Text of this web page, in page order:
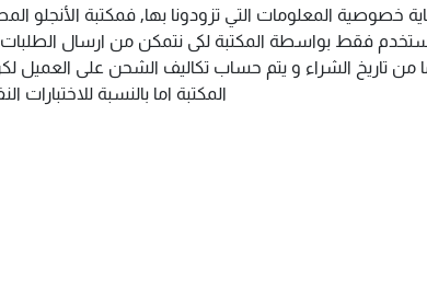
خصوصية المعلومات التي تزودونا بها, فمكتبة
فقط بواسطة المكتبة لكى نتمكن من ارسال
من تاريخ الشراء و يتم حساب تكاليف الشحن على العميل
المكتبة اما بالنسبة